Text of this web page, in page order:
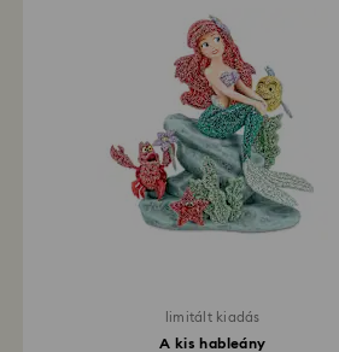
limitált kiadás
A kis hableány